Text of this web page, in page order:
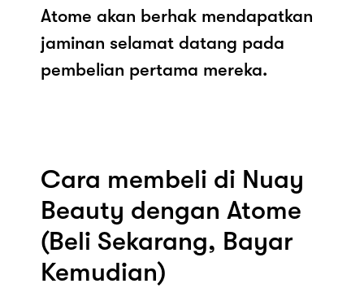
Atome akan berhak mendapatkan
jaminan selamat datang pada
pembelian pertama mereka.
Cara membeli di Nuay
Beauty dengan Atome
(Beli Sekarang, Bayar
Kemudian)